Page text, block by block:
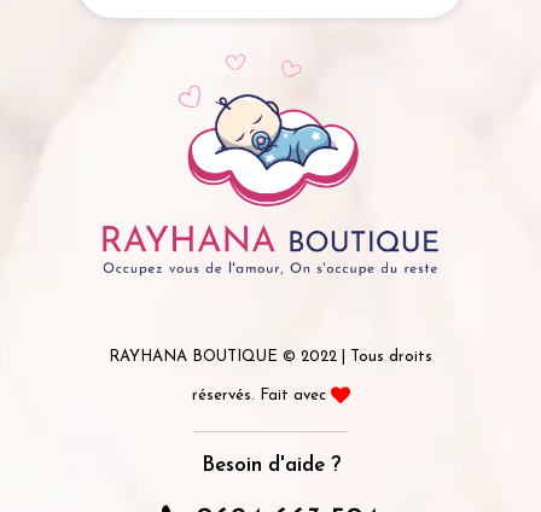
RAYHANA BOUTIQUE © 2022 | Tous droits
réservés. Fait avec
Besoin d'aide ?